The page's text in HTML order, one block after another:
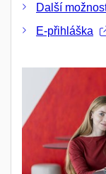
Další
E-přihláška